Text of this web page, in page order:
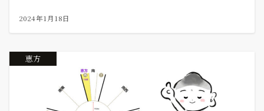
2024年1月18日
恵方